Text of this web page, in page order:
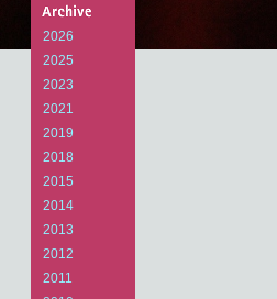
Arts
Laboratory
2026
2025
2023
2021
2019
2018
2015
2014
2013
2012
2011